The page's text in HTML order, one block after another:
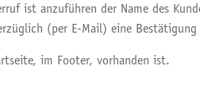
ist anzuführen der Name des
(per E-Mail) eine
im Footer, vorhanden ist.